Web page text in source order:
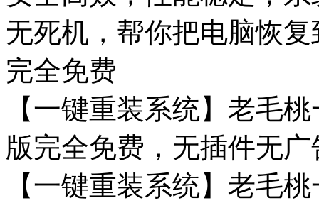
无死机，帮你把电脑恢
完全免费
【一键重装系统】老毛
版完全免费，无插件无
【一键重装系统】老毛